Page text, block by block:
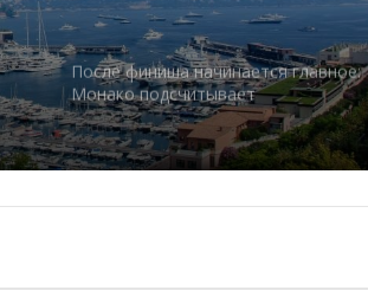
После финиша начинается главное:
Монако подсчитывает
экономическую ценность Гран-при
Формулы-1
драйвером роста индустрии
Князь Альбер II и Принцесса